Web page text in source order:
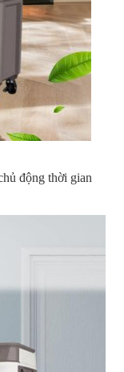
động thời gian